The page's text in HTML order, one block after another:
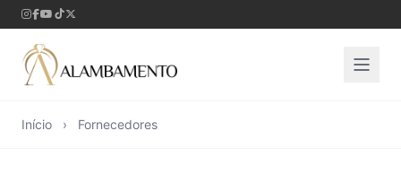
Início › Fornecedores